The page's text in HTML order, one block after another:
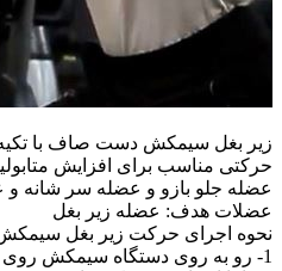
زیر بغل سیمکش دست صاف با
حرکتی مناسب برای افزایش
عضله جلو بازو و عضله سر شانه
عضلات هدف: عضله زیر بغل
نحوه اجرای حرکت زیر بغل
1- رو به روی دستگاه سیمکش روی نیمکت با شیب مناسب می نشینیم به طوری که باسن روی تکیه گاه صندلی باشد